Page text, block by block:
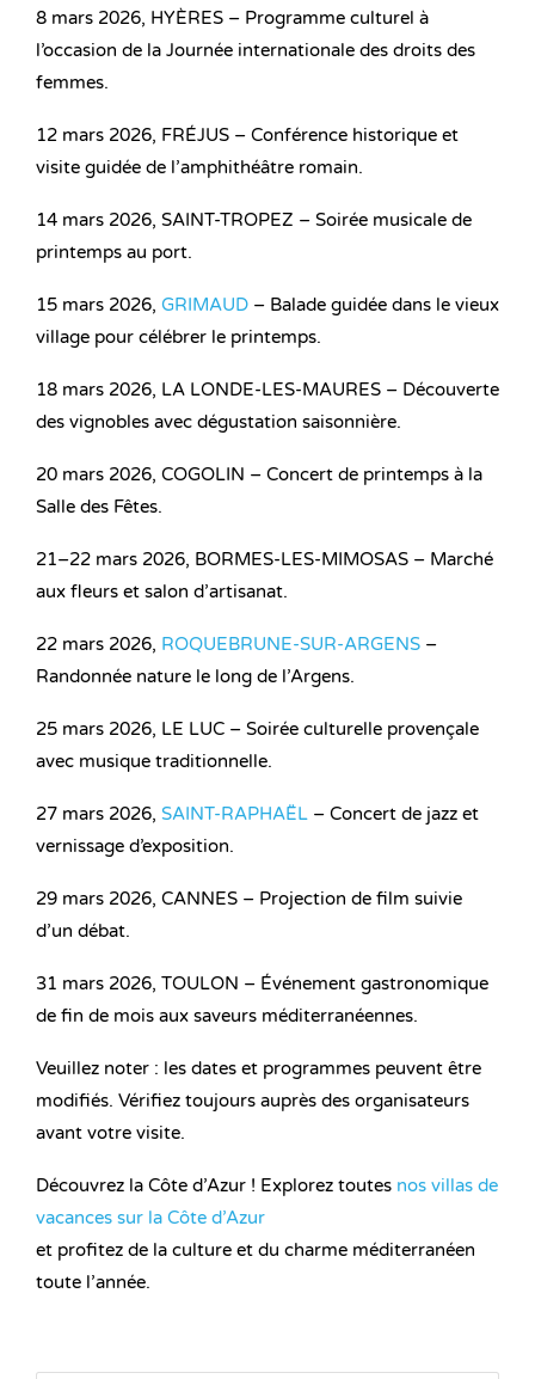
8 mars 2026, HYÈRES – Programme culturel à
l’occasion de la Journée internationale des droits des
femmes.
12 mars 2026, FRÉJUS – Conférence historique et
visite guidée de l’amphithéâtre romain.
14 mars 2026, SAINT-TROPEZ – Soirée musicale de
printemps au port.
15 mars 2026, GRIMAUD – Balade guidée dans le vieux
village pour célébrer le printemps.
18 mars 2026, LA LONDE-LES-MAURES – Découverte
des vignobles avec dégustation saisonnière.
20 mars 2026, COGOLIN – Concert de printemps à la
Salle des Fêtes.
21–22 mars 2026, BORMES-LES-MIMOSAS – Marché
aux fleurs et salon d’artisanat.
22 mars 2026, ROQUEBRUNE-SUR-ARGENS –
Randonnée nature le long de l’Argens.
25 mars 2026, LE LUC – Soirée culturelle provençale
avec musique traditionnelle.
27 mars 2026, SAINT-RAPHAËL – Concert de jazz et
vernissage d’exposition.
29 mars 2026, CANNES – Projection de film suivie
d’un débat.
31 mars 2026, TOULON – Événement gastronomique
de fin de mois aux saveurs méditerranéennes.
Veuillez noter : les dates et programmes peuvent être
modifiés. Vérifiez toujours auprès des organisateurs
avant votre visite.
Découvrez la Côte d’Azur ! Explorez toutes nos villas de
vacances sur la Côte d’Azur
et profitez de la culture et du charme méditerranéen
toute l’année.